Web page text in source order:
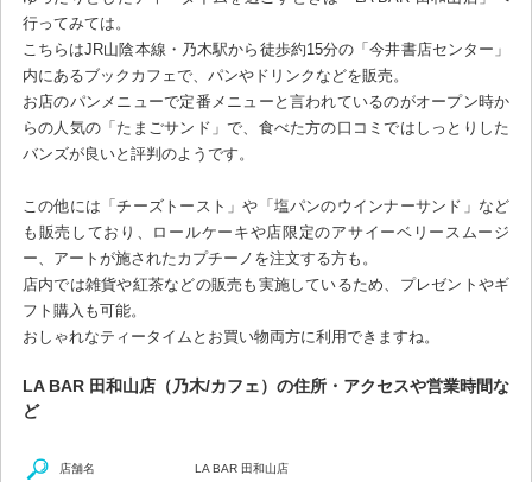
行ってみては。
こちらはJR山陰本線・乃木駅から徒歩約15分の「今井書店センター」
内にあるブックカフェで、パンやドリンクなどを販売。
お店のパンメニューで定番メニューと言われているのがオープン時か
らの人気の「たまごサンド」で、食べた方の口コミではしっとりした
バンズが良いと評判のようです。
この他には「チーズトースト」や「塩パンのウインナーサンド」など
も販売しており、ロールケーキや店限定のアサイーベリースムージ
ー、アートが施されたカプチーノを注文する方も。
店内では雑貨や紅茶などの販売も実施しているため、プレゼントやギ
フト購入も可能。
おしゃれなティータイムとお買い物両方に利用できますね。
LA BAR 田和山店（乃木/カフェ）の住所・アクセスや営業時間な
ど
店舗名 LA BAR 田和山店